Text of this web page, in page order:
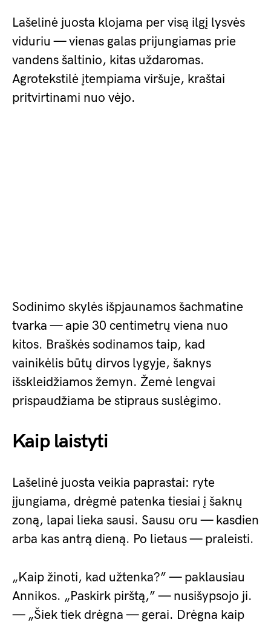
Lašelinė juosta klojama per visą ilgį lysvės
viduriu — vienas galas prijungiamas prie
vandens šaltinio, kitas uždaromas.
Agrotekstilė įtempiama viršuje, kraštai
pritvirtinami nuo vėjo.
Sodinimo skylės išpjaunamos šachmatine
tvarka — apie 30 centimetrų viena nuo
kitos. Braškės sodinamos taip, kad
vainikėlis būtų dirvos lygyje, šaknys
išskleidžiamos žemyn. Žemė lengvai
prispaudžiama be stipraus suslėgimo.
Kaip laistyti
Lašelinė juosta veikia paprastai: ryte
įjungiama, drėgmė patenka tiesiai į šaknų
zoną, lapai lieka sausi. Sausu oru — kasdien
arba kas antrą dieną. Po lietaus — praleisti.
„Kaip žinoti, kad užtenka?” — paklausiau
Annikos. „Paskirk pirštą,” — nusišypsojo ji.
— „Šiek tiek drėgna — gerai. Drėgna kaip